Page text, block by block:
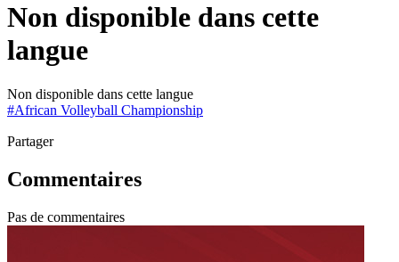
Non disponible dans cette
langue
Non disponible dans cette langue
#African Volleyball Championship
Partager
Commentaires
Pas de commentaires